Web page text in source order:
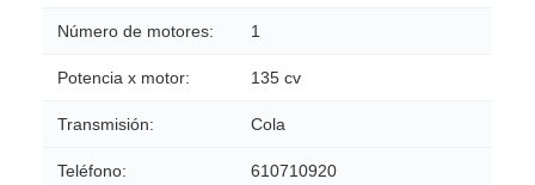
Número de motores: 1
Potencia x motor: 135 cv
Transmisión: Cola
Teléfono: 610710920